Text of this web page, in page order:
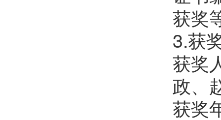
获奖
3.获
获奖
政、
获奖